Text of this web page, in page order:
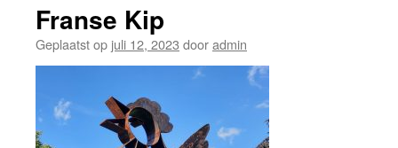
Franse Kip
Geplaatst op juli 12, 2023 dooradmin